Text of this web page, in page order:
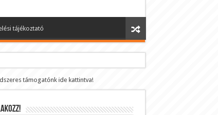
tájékoztató
támogatónk ide kattintva!